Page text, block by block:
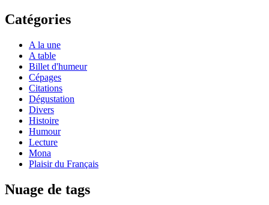
Catégories
A la une
A table
Billet d'humeur
Cépages
Citations
Dégustation
Divers
Histoire
Humour
Lecture
Mona
Plaisir du Français
Nuage de tags